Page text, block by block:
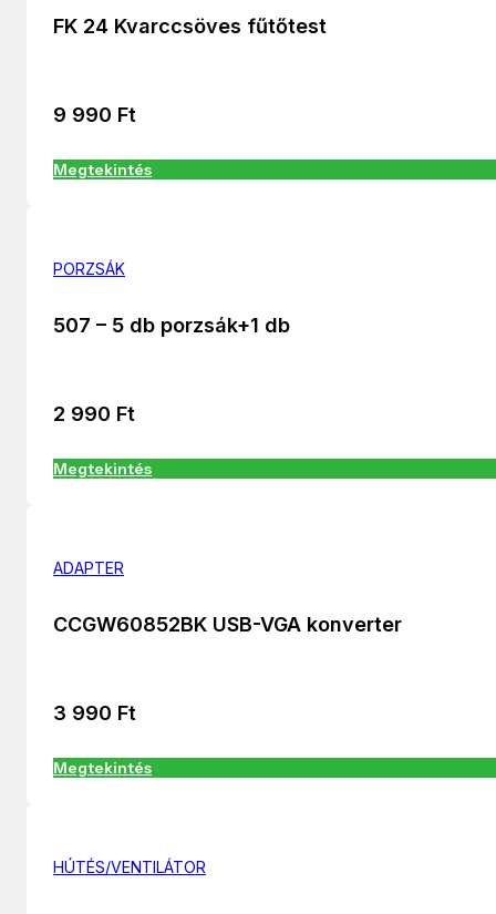
FK 24 Kvarccsöves fűtőtest
9 990 Ft
Megtekintés
PORZSÁK
507 – 5 db porzsák+1 db
2 990 Ft
Megtekintés
ADAPTER
CCGW60852BK USB-VGA konverter
3 990 Ft
Megtekintés
HÚTÉS/VENTILÁTOR